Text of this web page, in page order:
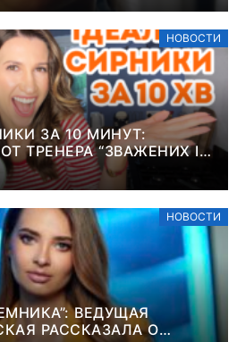
НОВОСТИ
ЗА 10 МИНУТ:
ТРЕНЕРА “ЗВАЖЕНИХ І
ЛУЦЕНКО
НОВОСТИ
ВЕДУЩАЯ
РАССКАЗАЛА О